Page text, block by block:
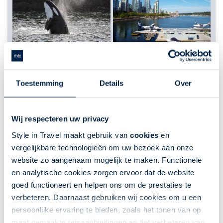
Toestemming Details Over
Wij respecteren uw privacy
Style in Travel maakt gebruik van cookies en
vergelijkbare technologieën om uw bezoek aan onze
website zo aangenaam mogelijk te maken. Functionele
en analytische cookies zorgen ervoor dat de website
goed functioneert en helpen ons om de prestaties te
verbeteren. Daarnaast gebruiken wij cookies om u een
persoonlijke ervaring te bieden, zoals het tonen van op
Canada | Fly-drive | 21 dagen | Canada | 20
nacht(en) of langer
Fly-Drives Go Amerika
De hoogtepunten van West-Canada
Ook minder bekende gebieden